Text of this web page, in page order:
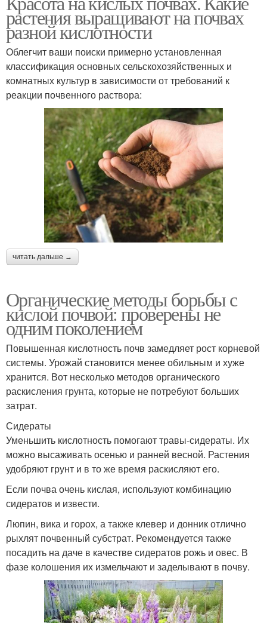
растения выращивают на почвах
разной кислотности
Облегчит ваши поиски примерно установленная
классификация основных сельскохозяйственных и
комнатных культур в зависимости от требований к
реакции почвенного раствора:
читать дальше →
Органические методы борьбы с
кислой почвой: проверены не
одним поколением
Повышенная кислотность почв замедляет рост корневой
системы. Урожай становится менее обильным и хуже
хранится. Вот несколько методов органического
раскисления грунта, которые не потребуют больших
затрат.
Сидераты
Уменьшить кислотность помогают травы-сидераты. Их
можно высаживать осенью и ранней весной. Растения
удобряют грунт и в то же время раскисляют его.
Если почва очень кислая, используют комбинацию
сидератов и извести.
Люпин, вика и горох, а также клевер и донник отлично
рыхлят почвенный субстрат. Рекомендуется также
посадить на даче в качестве сидератов рожь и овес. В
фазе колошения их измельчают и заделывают в почву.